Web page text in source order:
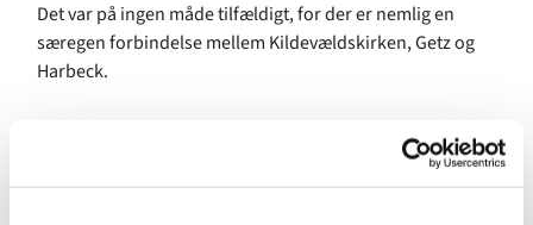
Det var på ingen måde tilfældigt, for der er nemlig en
særegen forbindelse mellem Kildevældskirken, Getz og
Harbeck.
Selmer Balanced
Action. Den gjorde Stan Getz til sit foretrukne instrument,